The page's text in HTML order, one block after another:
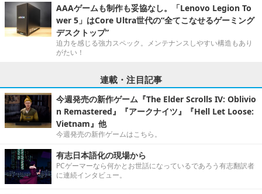
AAAゲームも制作も妥協なし。「Lenovo Legion To
wer 5」はCore Ultra世代の“全てこなせるゲーミング
デスクトップ”
迫力を感じる強力スペック。メンテナンスしやすい構造もあり
がたい！
連載・注目記事
今週発売の新作ゲーム『The Elder Scrolls IV: Oblivio
n Remastered』『アークナイツ』『Hell Let Loose:
Vietnam』他
今週発売の新作ゲームはこちら。
有志日本語化の現場から
PCゲーマーなら何かとお世話になっているであろう有志翻訳者
に連続インタビュー。